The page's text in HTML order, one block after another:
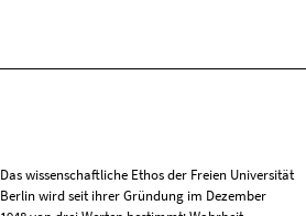
Das wissenschaftliche Ethos der Freien Universität
Berlin wird seit ihrer Gründung im Dezember